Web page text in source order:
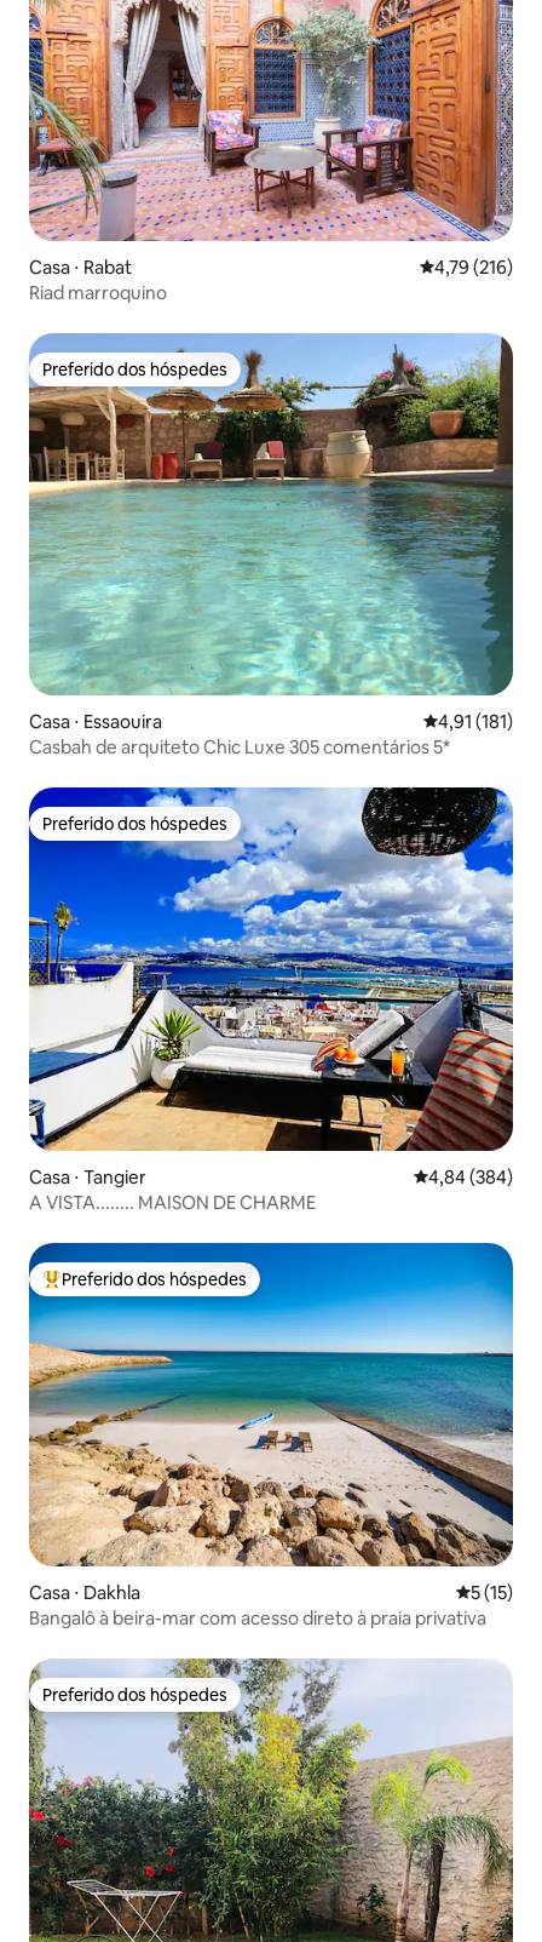
Casa ⋅ Rabat 4,79 de uma
4,79 (216)
Riad marroquino
Preferido dos hóspedes
Preferido dos hóspedes
Casa ⋅ Essaouira 4,91 de uma
4,91 (181)
Casbah de arquiteto Chic Luxe 305 comentários 5*
Preferido dos hóspedes
Preferido dos hóspedes
Casa ⋅ Tangier 4,84 de uma
4,84 (384)
A VISTA........ MAISON DE CHARME
Entre os melhores preferidos dos hóspedes
Preferido dos hóspedes
Casa ⋅ Dakhla 5 de uma
5 (15)
Bangalô à beira-mar com acesso direto à praia privativa
Preferido dos hóspedes
Preferido dos hóspedes